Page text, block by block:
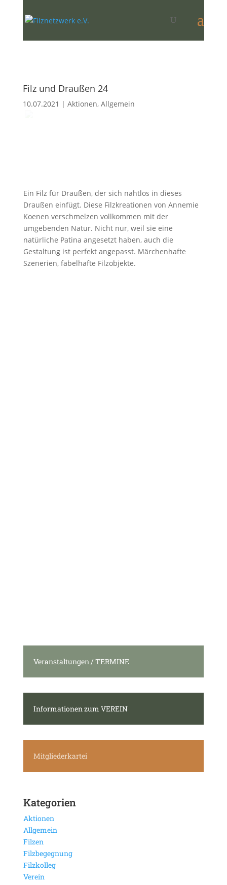
Filz und Draußen 24
10.07.2021 | Aktionen, Allgemein
Ein Filz für Draußen, der sich nahtlos in dieses
Draußen einfügt. Diese Filzkreationen von Annemie
Koenen verschmelzen vollkommen mit der
umgebenden Natur. Nicht nur, weil sie eine
natürliche Patina angesetzt haben, auch die
Gestaltung ist perfekt angepasst. Märchenhafte
Szenerien, fabelhafte Filzobjekte.
Veranstaltungen / TERMINE
Informationen zum VEREIN
Mitgliederkartei
Kategorien
Aktionen
Allgemein
Filzen
Filzbegegnung
Filzkolleg
Verein